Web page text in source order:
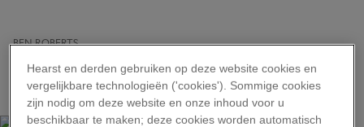
BEN ROBERTS
Ingewikkelde details sieren de muren van het Alhambra dat op de
Werelderfgoedlijst van UNESCO staat. Het paleis is in de dertiende en
veertiende eeuw gebouwd door de Nasridsultans.
Hearst en derden gebruiken op deze website cookies en
vergelijkbare technologieën ('cookies'). Sommige cookies
zijn nodig om deze website en onze inhoud voor u
beschikbaar te maken; deze cookies worden automatisch